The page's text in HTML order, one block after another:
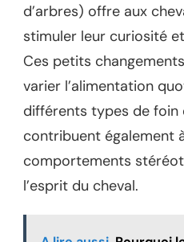
d’arbres) offre aux
stimuler leur curiosité
Ces petits
varier l’alimentation
différents types de foin
contribuent également
comportements
l’esprit du cheval.